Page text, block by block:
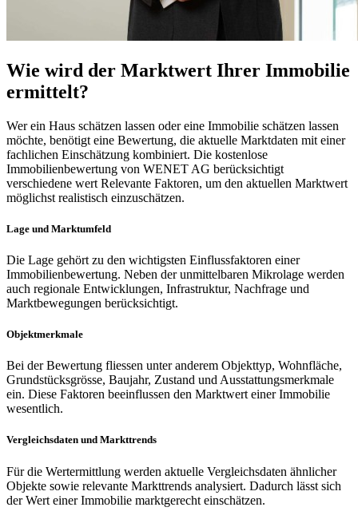
Wie wird der Marktwert Ihrer Immobilie
ermittelt?
Wer ein Haus schätzen lassen oder eine Immobilie schätzen lassen
möchte, benötigt eine Bewertung, die aktuelle Marktdaten mit einer
fachlichen Einschätzung kombiniert. Die kostenlose
Immobilienbewertung von WENET AG berücksichtigt
verschiedene wert Relevante Faktoren, um den aktuellen Marktwert
möglichst realistisch einzuschätzen.
Lage und Marktumfeld
Die Lage gehört zu den wichtigsten Einflussfaktoren einer
Immobilienbewertung. Neben der unmittelbaren Mikrolage werden
auch regionale Entwicklungen, Infrastruktur, Nachfrage und
Marktbewegungen berücksichtigt.
Objektmerkmale
Bei der Bewertung fliessen unter anderem Objekttyp, Wohnfläche,
Grundstücksgrösse, Baujahr, Zustand und Ausstattungsmerkmale
ein. Diese Faktoren beeinflussen den Marktwert einer Immobilie
wesentlich.
Vergleichsdaten und Markttrends
Für die Wertermittlung werden aktuelle Vergleichsdaten ähnlicher
Objekte sowie relevante Markttrends analysiert. Dadurch lässt sich
der Wert einer Immobilie marktgerecht einschätzen.